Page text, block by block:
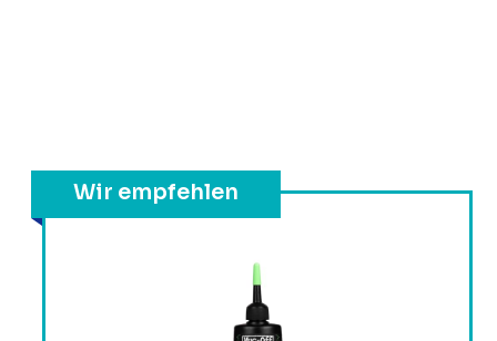
Wir empfehlen